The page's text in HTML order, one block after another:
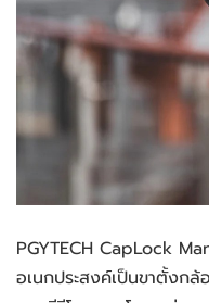
PGYTECH CapLock
อเนกประสงค์เป็นขาตั้งก